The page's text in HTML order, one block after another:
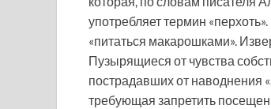
употребляет термин
«питаться макарошками».
Пузырящиеся от чувства
пострадавших от наводнения
требующая запретить